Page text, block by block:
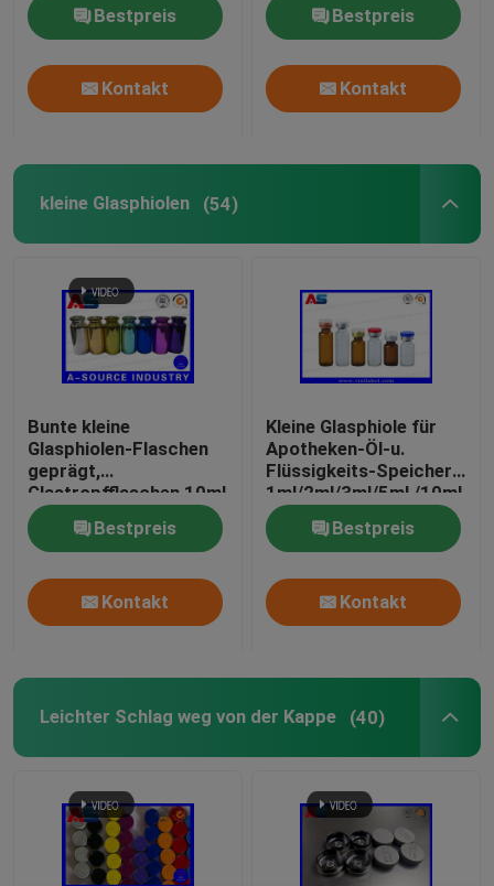
geschrieben
Sicherheitsaufklebern
der ernsten schwarzen
Codes
Bestpreis
Kontakt
Hologramm-Aufkleber
Bestpreis
Kontakt
kleine Glasphiolen (54)
Bunte kleine
Glasphiolen-Flaschen
geprägt,
Glastropfflaschen 10ml
Bestpreis
Kontakt
Kleine Glasphiole für
Apotheken-Öl-u.
Flüssigkeits-Speicher
1ml/2ml/3ml/5ml /10ml
Bestpreis
Kontakt
Leichter Schlag weg von der Kappe (40)